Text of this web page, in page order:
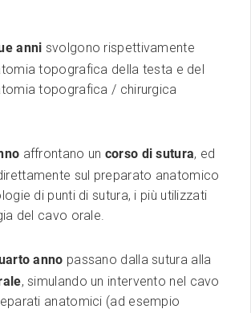
anni svolgono rispettivamente
topografica della testa e del
topografica / chirurgica
affrontano un corso di sutura, ed
sul preparato anatomico
di punti di sutura, i più utilizzati
del cavo orale.
anno passano dalla sutura alla
, simulando un intervento nel cavo
anatomici (ad esempio